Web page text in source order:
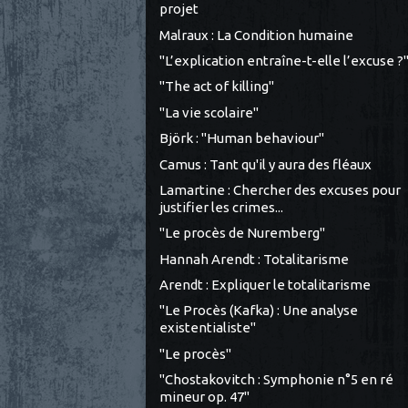
projet
Malraux : La Condition humaine
"L’explication entraîne-t-elle l’excuse ?"
"The act of killing"
"La vie scolaire"
Björk : "Human behaviour"
Camus : Tant qu'il y aura des fléaux
Lamartine : Chercher des excuses pour
justifier les crimes...
"Le procès de Nuremberg"
Hannah Arendt : Totalitarisme
Arendt : Expliquer le totalitarisme
"Le Procès (Kafka) : Une analyse
existentialiste"
"Le procès"
"Chostakovitch : Symphonie n°5 en ré
mineur op. 47"